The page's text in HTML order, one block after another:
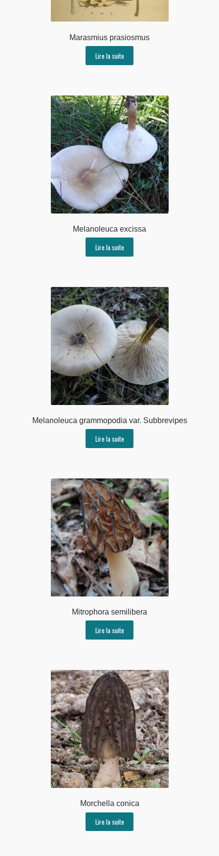
Marasmius prasiosmus
Lire la suite
Melanoleuca excissa
Lire la suite
Melanoleuca grammopodia var. Subbrevipes
Lire la suite
Mitrophora semilibera
Lire la suite
Morchella conica
Lire la suite